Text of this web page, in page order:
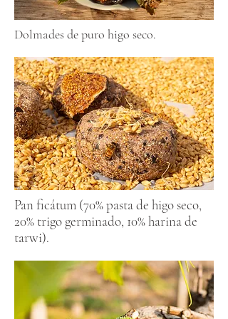
Dolmades de puro higo seco.
Pan ficátum (70% pasta de higo seco,
20% trigo germinado, 10% harina de
tarwi).